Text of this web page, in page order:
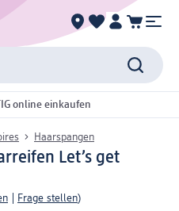
online einkaufen
Haarspangen
Let’s get
Frage stellen)